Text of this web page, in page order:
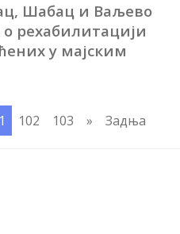
Шабац и Ваљево
рехабилитацији
у мајским
102 103 » Задња